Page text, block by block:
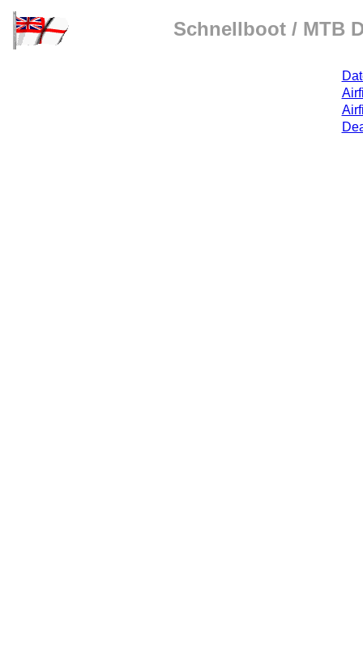
Schnellboot / MTB